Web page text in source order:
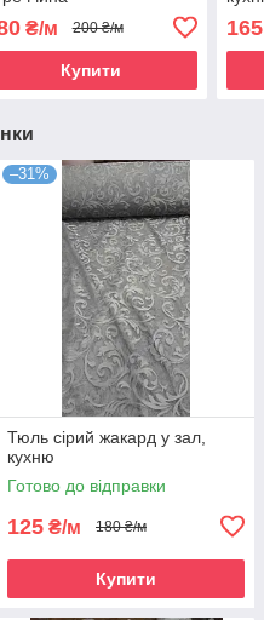
₴/м 200 ₴/м
Купити
165
–31%
Тюль сірий жакард у зал,
кухню
Готово до відправки
125 ₴/м 180 ₴/м
Купити